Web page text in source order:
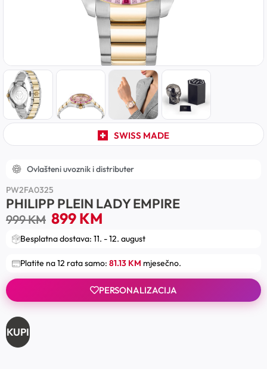
SWISS MADE
Ovlašteni uvoznik i distributer
PW2FA0325
PHILIPP PLEIN LADY EMPIRE
999KM 899KM
Besplatna dostava: 11. - 12. august
Platite na 12 rata samo: 81.13 KM mjesečno.
PERSONALIZACIJA
KUPI